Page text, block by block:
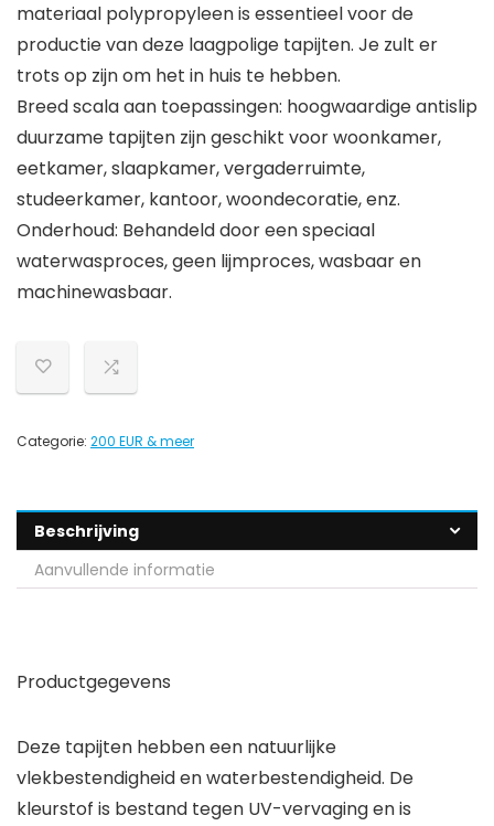
materiaal polypropyleen is essentieel voor de
productie van deze laagpolige tapijten. Je zult er
trots op zijn om het in huis te hebben.
Breed scala aan toepassingen: hoogwaardige antislip
duurzame tapijten zijn geschikt voor woonkamer,
eetkamer, slaapkamer, vergaderruimte,
studeerkamer, kantoor, woondecoratie, enz.
Onderhoud: Behandeld door een speciaal
waterwasproces, geen lijmproces, wasbaar en
machinewasbaar.
Categorie: 200 EUR & meer
Beschrijving
Aanvullende informatie
Productgegevens
Deze tapijten hebben een natuurlijke
vlekbestendigheid en waterbestendigheid. De
kleurstof is bestand tegen UV-vervaging en is